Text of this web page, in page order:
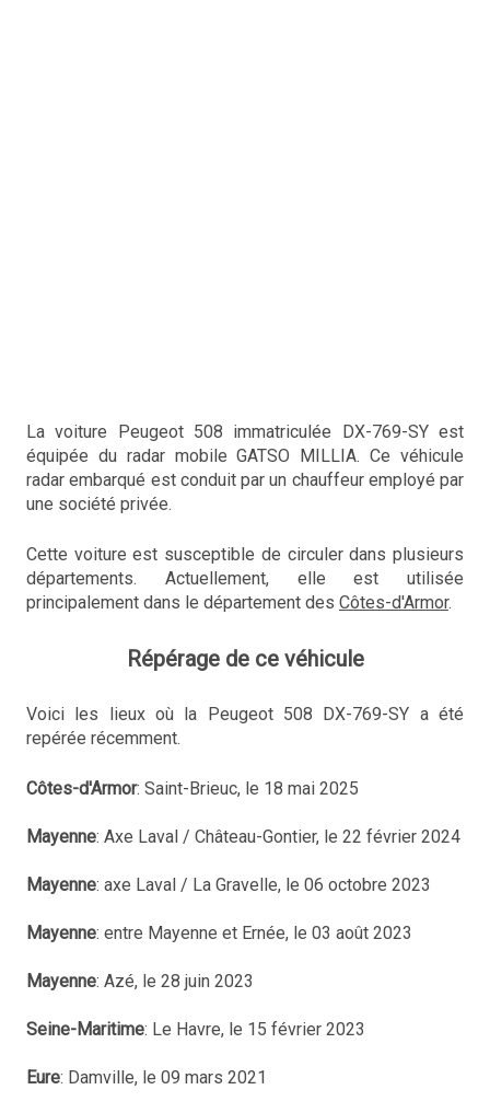
La voiture Peugeot 508 immatriculée DX-769-SY est
équipée du radar mobile GATSO MILLIA. Ce véhicule
radar embarqué est conduit par un chauffeur employé par
une société privée.
Cette voiture est susceptible de circuler dans plusieurs
départements. Actuellement, elle est utilisée
principalement dans le département des Côtes-d'Armor.
Répérage de ce véhicule
Voici les lieux où la Peugeot 508 DX-769-SY a été
repérée récemment.
Côtes-d'Armor: Saint-Brieuc, le 18 mai 2025
Mayenne: Axe Laval / Château-Gontier, le 22 février 2024
Mayenne: axe Laval / La Gravelle, le 06 octobre 2023
Mayenne: entre Mayenne et Ernée, le 03 août 2023
Mayenne: Azé, le 28 juin 2023
Seine-Maritime: Le Havre, le 15 février 2023
Eure: Damville, le 09 mars 2021